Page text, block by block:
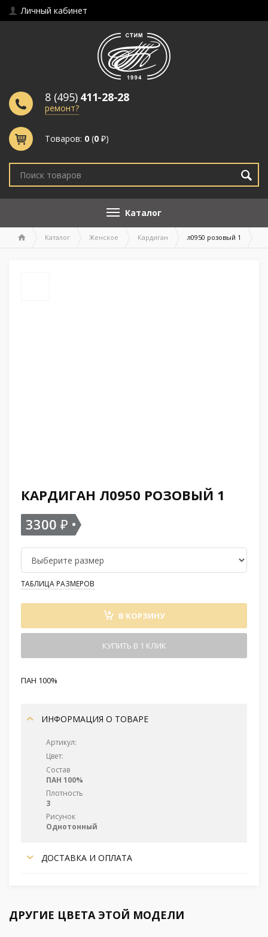
Личный кабинет
8 (495) 411-28-28
ремонт?
Товаров: 0 (0 ₽)
Каталог
Каталог Женское Кардиган л0950 розовый 1
КАРДИГАН Л0950 РОЗОВЫЙ 1
3300 ₽
ТАБЛИЦА РАЗМЕРОВ
В КОРЗИНУ
КУПИТЬ В 1 КЛИК
ПАН 100%
ИНФОРМАЦИЯ О ТОВАРЕ
Артикул:
Цвет:
Состав
ПАН 100%
Плотность
3
Рисунок
Однотонный
ДОСТАВКА И ОПЛАТА
ДРУГИЕ ЦВЕТА ЭТОЙ МОДЕЛИ